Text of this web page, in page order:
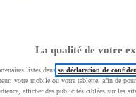
La qualité de votre
listés dans sa déclaration de
votre mobile ou votre tablette, afin de
afficher des publicités ciblées sur les